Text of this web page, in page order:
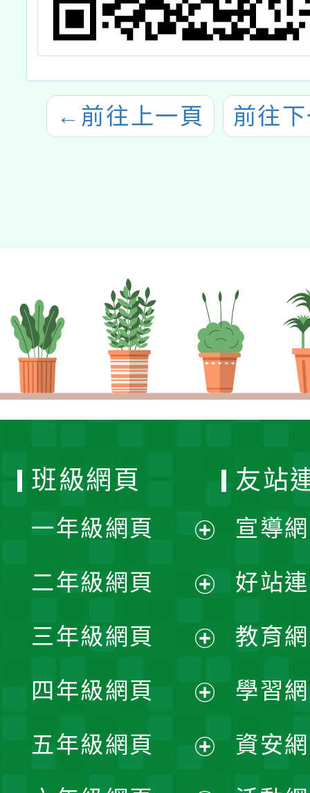
← 前往上一頁 前往
班級網頁
一年級網頁
開
選
單
二年級網頁
開
選
單
三年級網頁
開
選
四年級網頁
開
五年級網頁
友站
宣導
好站
教育
學習
資安